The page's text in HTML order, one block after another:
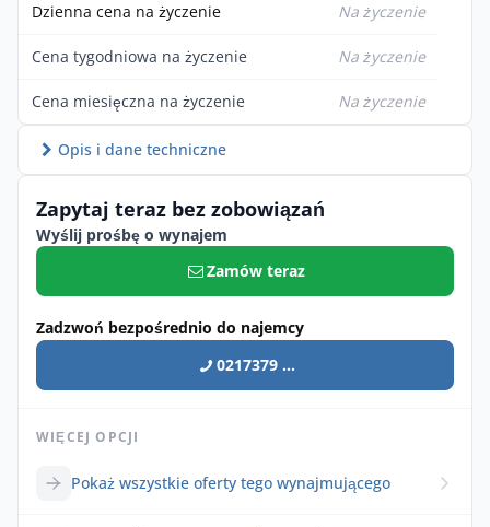
Dzienna cena na życzenie Na życzenie
Cena tygodniowa na życzenie Na życzenie
Cena miesięczna na życzenie Na życzenie
Opis i dane techniczne
Zapytaj teraz bez zobowiązań
Wyślij prośbę o wynajem
Zamów teraz
Zadzwoń bezpośrednio do najemcy
0217379 ...
WIĘCEJ OPCJI
Pokaż wszystkie oferty tego wynajmującego